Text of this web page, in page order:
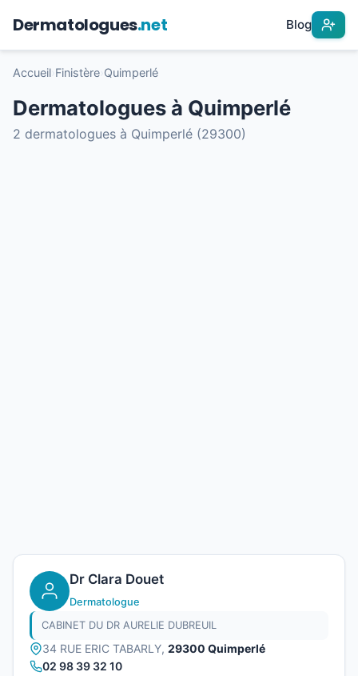
Dermatologues.net Blog
Accueil Finistère Quimperlé
Dermatologues à Quimperlé
2 dermatologues à Quimperlé (29300)
Dr Clara Douet
Dermatologue
CABINET DU DR AURELIE DUBREUIL
34 RUE ERIC TABARLY, 29300 Quimperlé
02 98 39 32 10